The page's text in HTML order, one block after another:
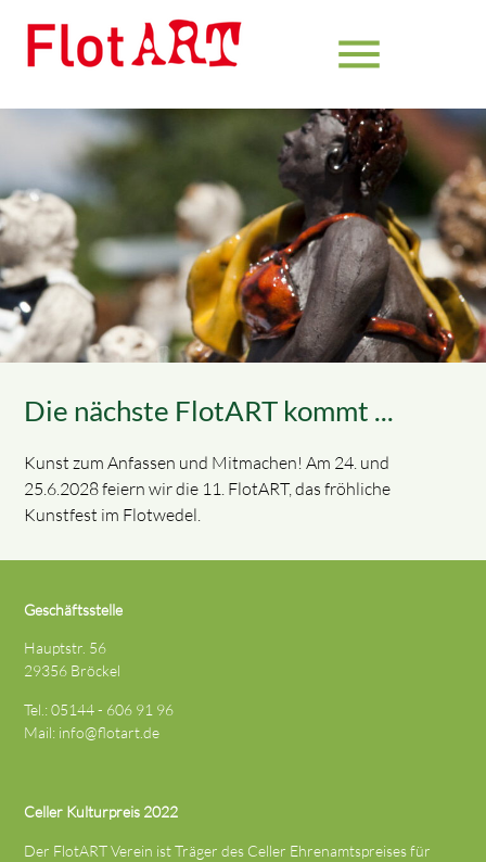
menu
Die nächste FlotART kommt ...
Kunst zum Anfassen und Mitmachen! Am 24. und
25.6.2028 feiern wir die 11. FlotART, das fröhliche
Kunstfest im Flotwedel.
Geschäftsstelle
Hauptstr. 56
29356 Bröckel
Tel.: 05144 - 606 91 96
Mail: info@flotart.de
Celler Kulturpreis 2022
Der FlotART Verein ist Träger des Celler Ehrenamtspreises für